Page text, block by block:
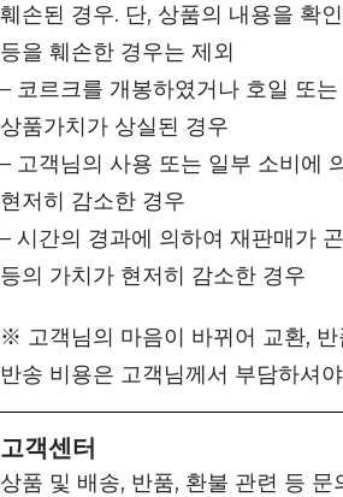
훼손된 경우. 단, 상품의 내용을 확
등을 훼손한 경우는 제외
– 코르크를 개봉하였거나 호일 또
상품가치가 상실된 경우
– 고객님의 사용 또는 일부 소비에
현저히 감소한 경우
– 시간의 경과에 의하여 재판매가
등의 가치가 현저히 감소한 경우
※ 고객님의 마음이 바뀌어 교환,
반송 비용은 고객님께서 부담하셔
고객센터
상품 및 배송, 반품, 환불 관련 등 문